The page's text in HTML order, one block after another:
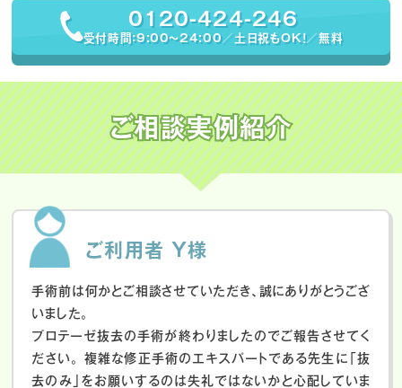
0120-424-246
受付時間：9:00〜24:00／土日祝もOK！／無料
ご相談実例紹介
ご利用者 Y様
手術前は何かとご相談させていただき、誠にありがとうござ
いました。
プロテーゼ抜去の手術が終わりましたのでご報告させてく
ださい。
複雑な修正手術のエキスパートである先生に「抜
去のみ」をお願いするのは失礼ではないかと心配していま